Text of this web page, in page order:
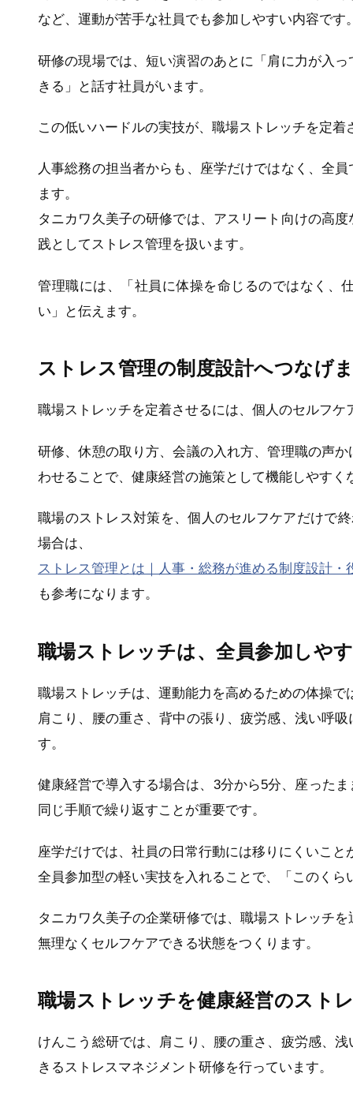
など、運動が苦手な社員でも参加しやすい内容です
研修の現場では、短い演習のあとに「肩に力が入
きる」と話す社員がいます。
この低いハードルの実技が、職場ストレッチを定着
人事総務の担当者からも、座学だけではなく、全
ます。
タニカワ久美子の研修では、アスリート向けの高
践としてストレス管理を扱います。
管理職には、「社員に体操を命じるのではなく、
い」と伝えます。
ストレス管理の制度設計へつなげ
職場ストレッチを定着させるには、個人のセルフ
研修、休憩の取り方、会議の入れ方、管理職の声
わせることで、健康経営の施策として機能しやすく
職場のストレス対策を、個人のセルフケアだけで
場合は、
ストレス管理とは｜人事・総務が進める制度設計・
も参考になります。
職場ストレッチは、全員参加しや
職場ストレッチは、運動能力を高めるための体操で
肩こり、腰の重さ、背中の張り、疲労感、浅い呼
す。
健康経営で導入する場合は、3分から5分、座った
同じ手順で繰り返すことが重要です。
座学だけでは、社員の日常行動には移りにくいこと
全員参加型の軽い実技を入れることで、「このく
タニカワ久美子の企業研修では、職場ストレッチ
無理なくセルフケアできる状態をつくります。
職場ストレッチを健康経営のスト
けんこう総研では、肩こり、腰の重さ、疲労感、
きるストレスマネジメント研修を行っています。